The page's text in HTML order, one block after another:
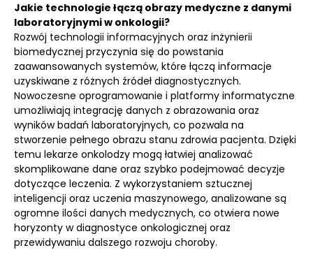
Jakie technologie łączą obrazy medyczne z danymi
laboratoryjnymi w onkologii?
Rozwój technologii informacyjnych oraz inżynierii
biomedycznej przyczynia się do powstania
zaawansowanych systemów, które łączą informacje
uzyskiwane z różnych źródeł diagnostycznych.
Nowoczesne oprogramowanie i platformy informatyczne
umożliwiają integrację danych z obrazowania oraz
wyników badań laboratoryjnych, co pozwala na
stworzenie pełnego obrazu stanu zdrowia pacjenta. Dzięki
temu lekarze onkolodzy mogą łatwiej analizować
skomplikowane dane oraz szybko podejmować decyzje
dotyczące leczenia. Z wykorzystaniem sztucznej
inteligencji oraz uczenia maszynowego, analizowane są
ogromne ilości danych medycznych, co otwiera nowe
horyzonty w diagnostyce onkologicznej oraz
przewidywaniu dalszego rozwoju choroby.